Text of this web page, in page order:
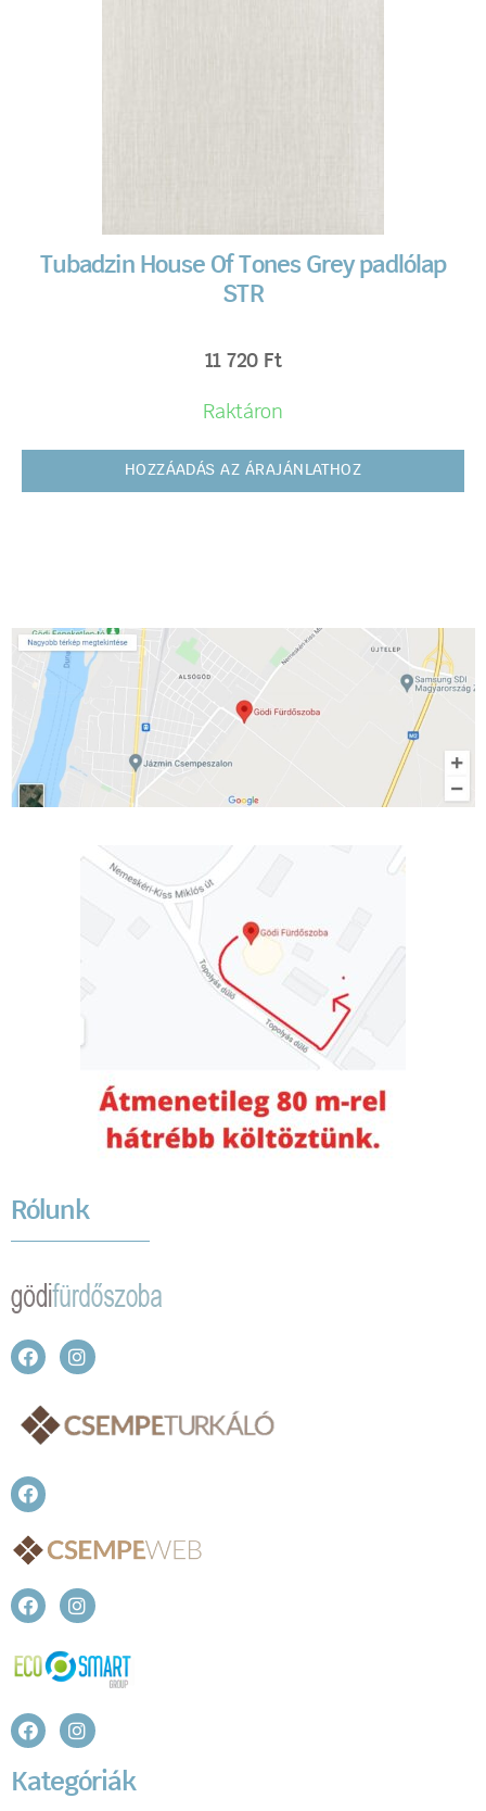
Tubadzin House Of Tones Grey padlólap
STR
11 720 Ft
Raktáron
HOZZÁADÁS AZ ÁRAJÁNLATHOZ
Rólunk
Kategóriák